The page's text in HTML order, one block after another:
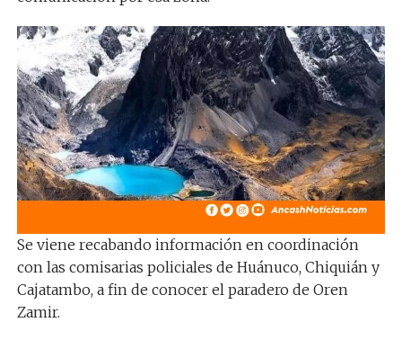
Se viene recabando información en coordinación
con las comisarias policiales de Huánuco, Chiquián y
Cajatambo, a fin de conocer el paradero de Oren
Zamir.